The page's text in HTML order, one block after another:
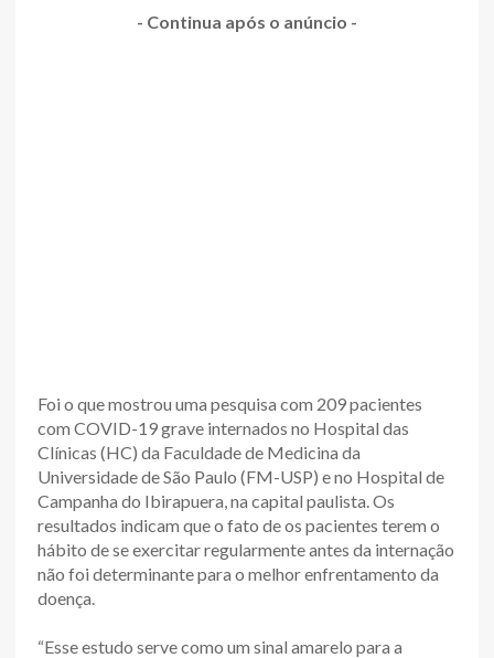
- Continua após o anúncio -
Foi o que mostrou uma pesquisa com 209 pacientes
com COVID-19 grave internados no Hospital das
Clínicas (HC) da Faculdade de Medicina da
Universidade de São Paulo (FM-USP) e no Hospital de
Campanha do Ibirapuera, na capital paulista. Os
resultados indicam que o fato de os pacientes terem o
hábito de se exercitar regularmente antes da internação
não foi determinante para o melhor enfrentamento da
doença.
“Esse estudo serve como um sinal amarelo para a